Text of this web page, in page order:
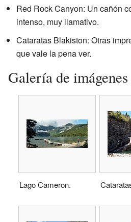
Red Rock Canyon: Un cañón
intenso, muy llamativo.
Cataratas Blakiston: Otras
que vale la pena ver.
Galería de imágenes
Lago Cameron.